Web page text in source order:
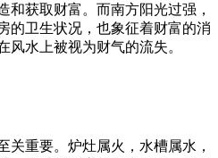
和获取财富。而南方阳光过强，
的卫生状况，也象征着财富的消
风水上被视为财气的流失。
关重要。炉灶属火，水槽属水，